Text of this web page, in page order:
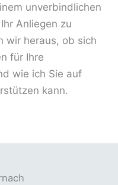
unverbindlichen
Ihr Anliegen zu
wir heraus, ob sich
für Ihre
wie ich Sie auf
kann.